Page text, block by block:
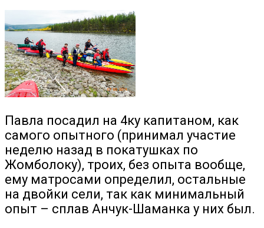
Павла посадил на 4ку капитаном, как
самого опытного (принимал участие
неделю назад в покатушках по
Жомболоку), троих, без опыта вообще,
ему матросами определил, остальные
на двойки сели, так как минимальный
опыт – сплав Анчук-Шаманка у них был.